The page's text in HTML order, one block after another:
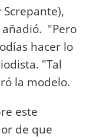
Screpante),
"Pero
hacer lo
"Tal
la modelo.
este
de que